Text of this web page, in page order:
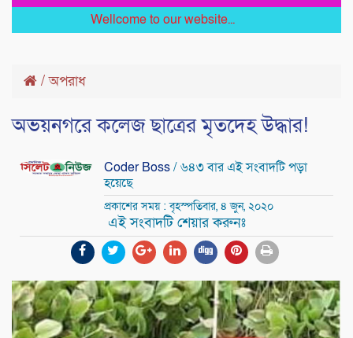
Wellcome to our website...
/অপরাধ
অভয়নগরে কলেজ ছাত্রের মৃতদেহ উদ্ধার!
Coder Boss/ ৬৪৩ বার এই সংবাদটি পড়া
হয়েছে
প্রকাশের সময় : বৃহস্পতিবার, ৪ জুন, ২০২০
এই সংবাদটি শেয়ার করুনঃ